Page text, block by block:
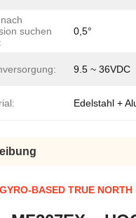
suchen
0,5°
9.5 ~ 36VDC
Edelstahl +
BASED TRUE